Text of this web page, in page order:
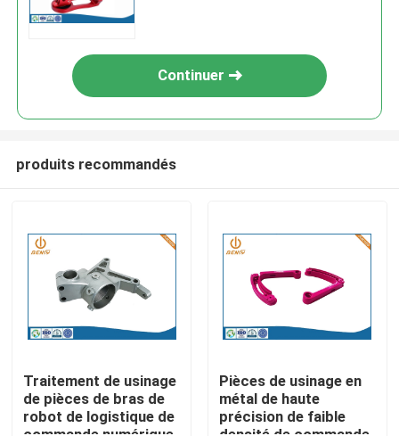
Produits
A propos de nous
Continuer
produits recommandés
Traitement de usinage
de pièces de bras de
robot de logistique de
Pièces de usinage en
métal de haute
précision de faible